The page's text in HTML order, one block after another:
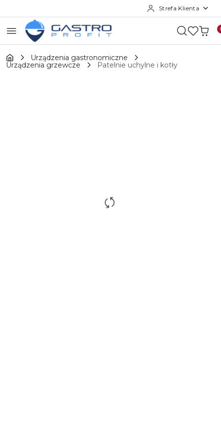
Strefa Klienta
Urządzenia gastronomiczne
Urządzenia grzewcze
Patelnie uchylne i kotły